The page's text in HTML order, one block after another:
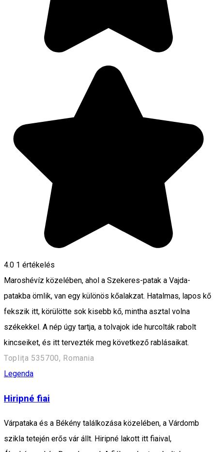
4.0 1 értékelés
Maroshévíz közelében, ahol a Szekeres-patak a Vajda-
patakba ömlik, van egy különös kőalakzat. Hatalmas, lapos kő
fekszik itt, körülötte sok kisebb kő, mintha asztal volna
székekkel. A nép úgy tartja, a tolvajok ide hurcolták rabolt
kincseiket, és itt tervezték meg következő rablásaikat.
Toplița 535700, Romania
Legenda
Hiripné fiai
Várpataka és a Békény találkozása közelében, a Várdomb
szikla tetején erős vár állt. Hiripné lakott itt fiaival,